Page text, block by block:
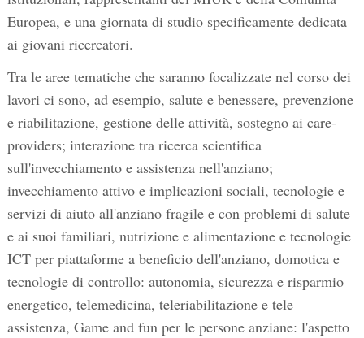
Europea, e una giornata di studio specificamente dedicata
ai giovani ricercatori.
Tra le aree tematiche che saranno focalizzate nel corso dei
lavori ci sono, ad esempio, salute e benessere, prevenzione
e riabilitazione, gestione delle attività, sostegno ai care-
providers; interazione tra ricerca scientifica
sull'invecchiamento e assistenza nell'anziano;
invecchiamento attivo e implicazioni sociali, tecnologie e
servizi di aiuto all'anziano fragile e con problemi di salute
e ai suoi familiari, nutrizione e alimentazione e tecnologie
ICT per piattaforme a beneficio dell'anziano, domotica e
tecnologie di controllo: autonomia, sicurezza e risparmio
energetico, telemedicina, teleriabilitazione e tele
assistenza, Game and fun per le persone anziane: l'aspetto